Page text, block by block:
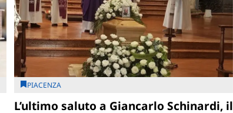
PIACENZA
L’ultimo saluto a Giancarlo Schinardi, il